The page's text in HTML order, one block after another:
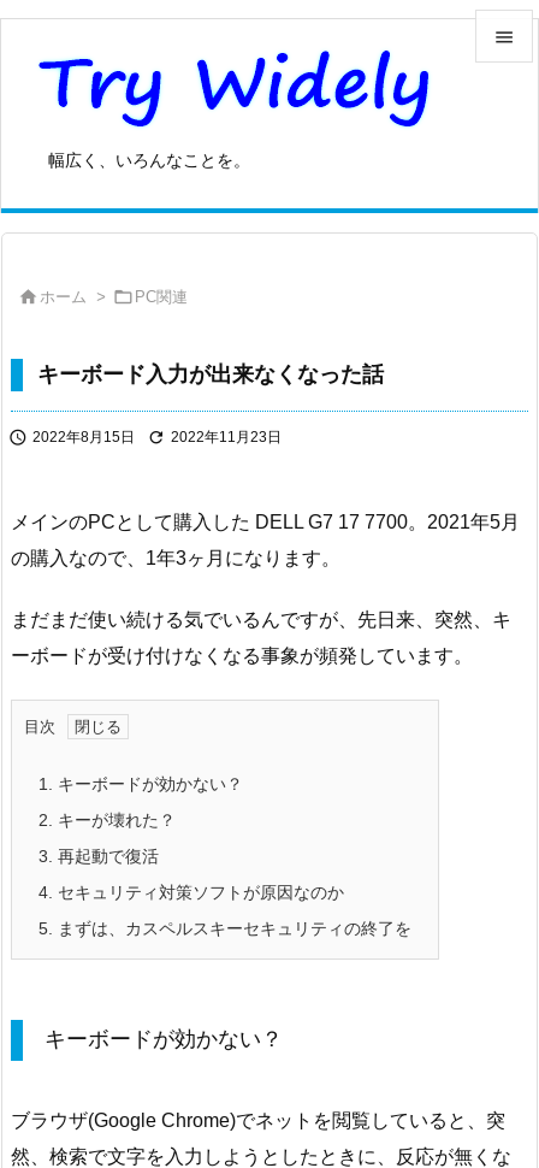
幅広く、いろんなことを。


前へ
 ホーム >  PC関連
キーボード入力が出来なくなった話
 2022年8月15日  2022年11月23日
メインのPCとして購入した DELL G7 17 7700。2021年5月
の購入なので、1年3ヶ月になります。
まだまだ使い続ける気でいるんですが、先日来、突然、キ
ーボードが受け付けなくなる事象が頻発しています。
目次
1.
キーボードが効かない？
2.
キーが壊れた？
3. 再起動で復活
4. セキュリティ対策ソフトが原因なのか
5.
まずは、カスペルスキーセキュリティの終了を
キーボードが効かない？
ブラウザ(Google Chrome)でネットを閲覧していると、突
然、検索で文字を入力しようとしたときに、反応が無くな